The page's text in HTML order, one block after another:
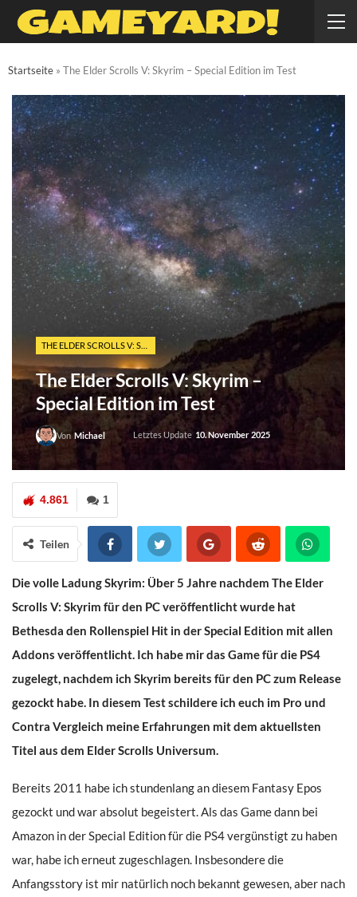
Startseite » The Elder Scrolls V: Skyrim – Special Edition im Test
The Elder Scrolls V: Skyrim –
Special Edition im Test
VonMichael Letztes Update 10. November 2025
1
4.861
Teilen
Die volle Ladung Skyrim: Über 5 Jahre nachdem The Elder
Scrolls V: Skyrim für den PC veröffentlicht wurde hat
Bethesda den Rollenspiel Hit in der Special Edition mit allen
Addons veröffentlicht. Ich habe mir das Game für die PS4
zugelegt, nachdem ich Skyrim bereits für den PC zum Release
gezockt habe. In diesem Test schildere ich euch im Pro und
Contra Vergleich meine Erfahrungen mit dem aktuellsten
Titel aus dem Elder Scrolls Universum.
Bereits 2011 habe ich stundenlang an diesem Fantasy Epos
gezockt und war absolut begeistert. Als das Game dann bei
Amazon in der Special Edition für die PS4 vergünstigt zu haben
war, habe ich erneut zugeschlagen. Insbesondere die
Anfangsstory ist mir natürlich noch bekannt gewesen, aber nach